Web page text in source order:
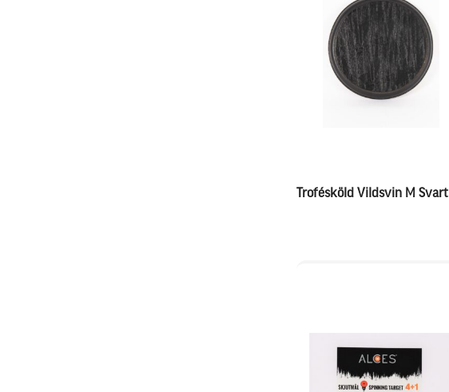
Trofésköld Vildsvin M Svart